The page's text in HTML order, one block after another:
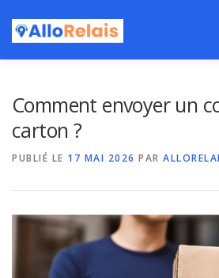
contenu
Comment envoyer un
carton ?
PUBLIÉ LE 17 MAI 2026 PAR